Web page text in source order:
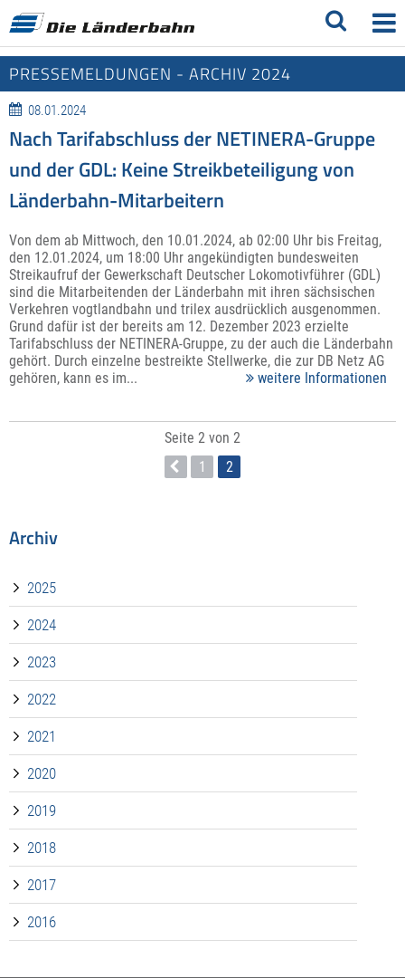
Archiv
2025
2024
2023
2022
2021
2020
2019
2018
2017
2016
PRESSEMELDUNGEN - ARCHIV 2024
08.01.2024
Nach Tarifabschluss der NETINERA-Gruppe
und der GDL: Keine Streikbeteiligung von
Länderbahn-Mitarbeitern
Von dem ab Mittwoch, den 10.01.2024, ab 02:00 Uhr bis Freitag,
den 12.01.2024, um 18:00 Uhr angekündigten bundesweiten
Streikaufruf der Gewerkschaft Deutscher Lokomotivführer (GDL)
sind die Mitarbeitenden der Länderbahn mit ihren sächsischen
Verkehren vogtlandbahn und trilex ausdrücklich ausgenommen.
Grund dafür ist der bereits am 12. Dezember 2023 erzielte
Tarifabschluss der NETINERA-Gruppe, zu der auch die Länderbahn
gehört. Durch einzelne bestreikte Stellwerke, die zur DB Netz AG
gehören, kann es im...
weitere Informationen
Seite 2 von 2
1
2